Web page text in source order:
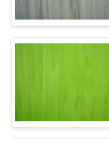
เรา
ควบคุม
พื้น
เดียวกัน